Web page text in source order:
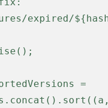
expired/
=